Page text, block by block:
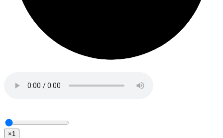
×1